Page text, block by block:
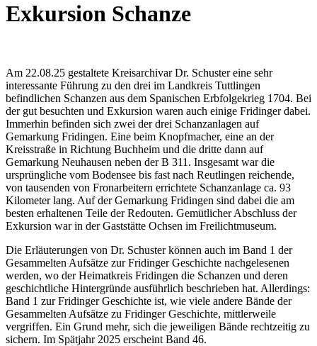
Exkursion Schanze
Am 22.08.25 gestaltete Kreisarchivar Dr. Schuster eine sehr
interessante Führung zu den drei im Landkreis Tuttlingen
befindlichen Schanzen aus dem Spanischen Erbfolgekrieg 1704. Bei
der gut besuchten und Exkursion waren auch einige Fridinger dabei.
Immerhin befinden sich zwei der drei Schanzanlagen auf
Gemarkung Fridingen. Eine beim Knopfmacher, eine an der
Kreisstraße in Richtung Buchheim und die dritte dann auf
Gemarkung Neuhausen neben der B 311. Insgesamt war die
ursprüngliche vom Bodensee bis fast nach Reutlingen reichende,
von tausenden von Fronarbeitern errichtete Schanzanlage ca. 93
Kilometer lang. Auf der Gemarkung Fridingen sind dabei die am
besten erhaltenen Teile der Redouten. Gemütlicher Abschluss der
Exkursion war in der Gaststätte Ochsen im Freilichtmuseum.
Die Erläuterungen von Dr. Schuster können auch im Band 1 der
Gesammelten Aufsätze zur Fridinger Geschichte nachgelesenen
werden, wo der Heimatkreis Fridingen die Schanzen und deren
geschichtliche Hintergründe ausführlich beschrieben hat. Allerdings:
Band 1 zur Fridinger Geschichte ist, wie viele andere Bände der
Gesammelten Aufsätze zu Fridinger Geschichte, mittlerweile
vergriffen. Ein Grund mehr, sich die jeweiligen Bände rechtzeitig zu
sichern. Im Spätjahr 2025 erscheint Band 46.